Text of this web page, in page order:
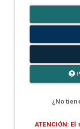
¿No
ATENCIÓN: El